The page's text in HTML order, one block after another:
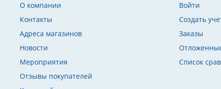
О компании
Контакты
Адреса магазинов
Новости
Мероприятия
Отзывы покупателей
Войти
Создать
Заказы
Список